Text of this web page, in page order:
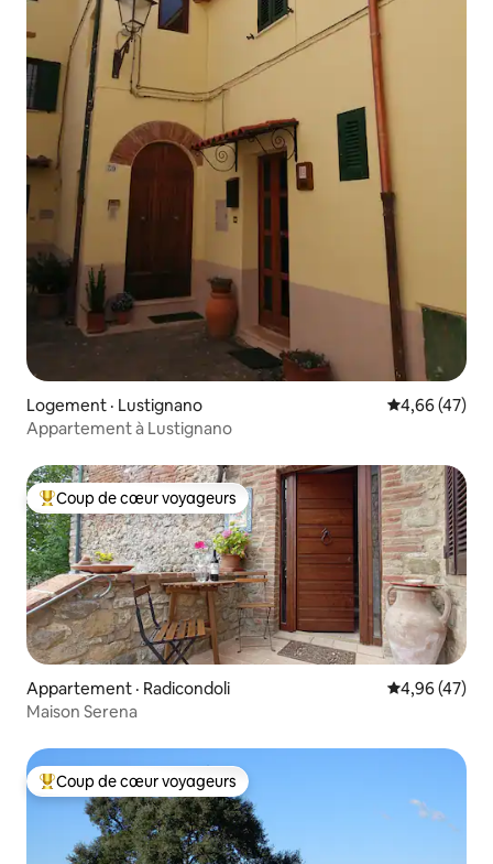
Logement · Lustignano Note
4,66 (47)
Appartement à Lustignano
Coup de cœur voyageurs parmi les plus aimés
Coup de cœur voyageurs
Appartement · Radicondoli Note
4,96 (47)
Maison Serena
Coup de cœur voyageurs parmi les plus aimés
Coup de cœur voyageurs